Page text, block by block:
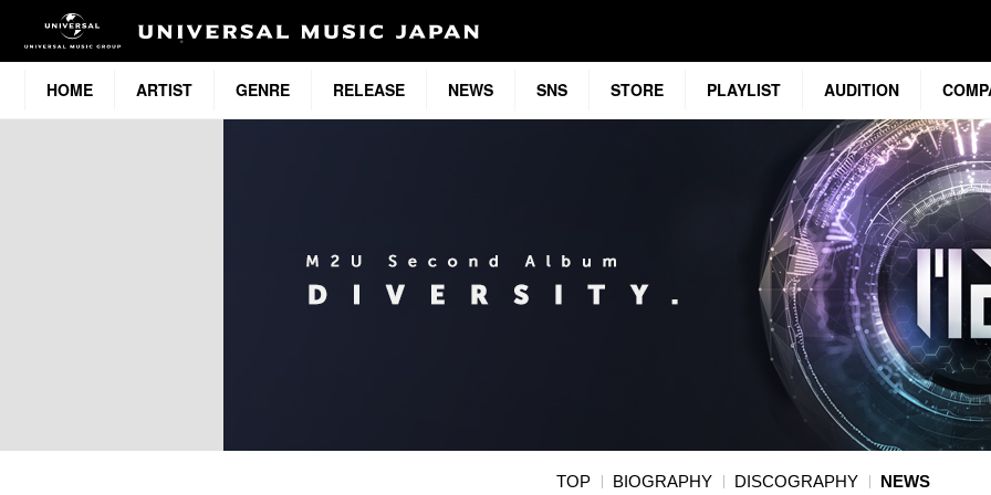
HOME ARTIST GENRE RELEASE NEWS SNS STORE PLAYLIST AUDITION
TOP BIOGRAPHY DISCOGRAPHY NEWS